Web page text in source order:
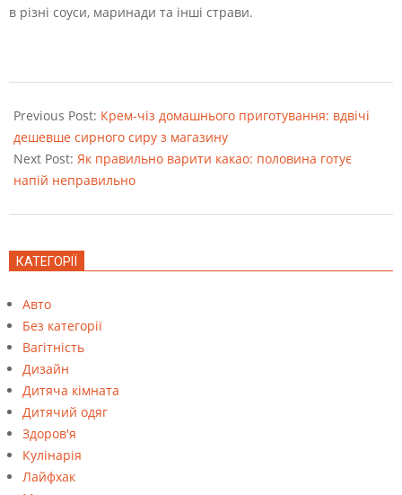
в різні соуси, маринади та інші страви.
08-
23
Previous Post: Крем-чіз домашнього приготування: вдвічі
дешевше сирного сиру з магазину
Next Post: Як правильно варити какао: половина готує
напій неправильно
КАТЕГОРІЇ
Авто
Без категорії
Вагітність
Дизайн
Дитяча кімната
Дитячий одяг
Здоров'я
Кулінарія
Лайфхак